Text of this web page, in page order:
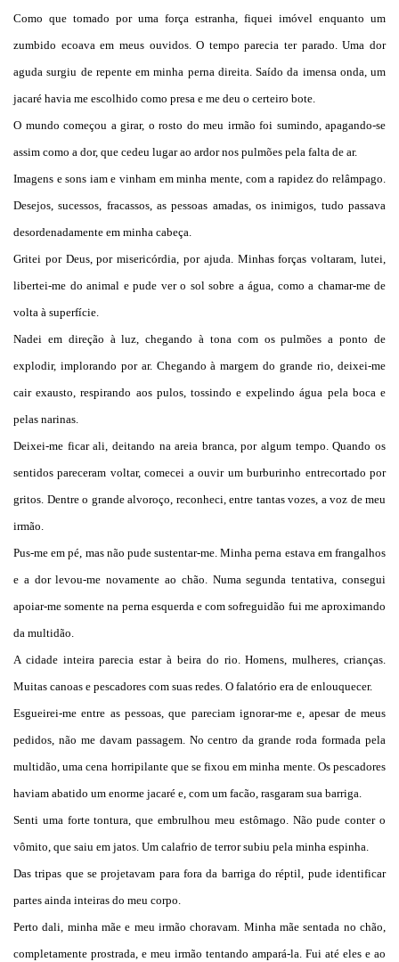
Como que tomado por uma força estranha, fiquei imóvel enquanto um
zumbido ecoava em meus ouvidos. O tempo parecia ter parado. Uma dor
aguda surgiu de repente em minha perna direita. Saído da imensa onda, um
jacaré havia me escolhido como presa e me deu o certeiro bote.
O mundo começou a girar, o rosto do meu irmão foi sumindo, apagando-se
assim como a dor, que cedeu lugar ao ardor nos pulmões pela falta de ar.
Imagens e sons iam e vinham em minha mente, com a rapidez do relâmpago.
Desejos, sucessos, fracassos, as pessoas amadas, os inimigos, tudo passava
desordenadamente em minha cabeça.
Gritei por Deus, por misericórdia, por ajuda. Minhas forças voltaram, lutei,
libertei-me do animal e pude ver o sol sobre a água, como a chamar-me de
volta à superfície.
Nadei em direção à luz, chegando à tona com os pulmões a ponto de
explodir, implorando por ar. Chegando à margem do grande rio, deixei-me
cair exausto, respirando aos pulos, tossindo e expelindo água pela boca e
pelas narinas.
Deixei-me ficar ali, deitando na areia branca, por algum tempo. Quando os
sentidos pareceram voltar, comecei a ouvir um burburinho entrecortado por
gritos. Dentre o grande alvoroço, reconheci, entre tantas vozes, a voz de meu
irmão.
Pus-me em pé, mas não pude sustentar-me. Minha perna estava em frangalhos
e a dor levou-me novamente ao chão. Numa segunda tentativa, consegui
apoiar-me somente na perna esquerda e com sofreguidão fui me aproximando
da multidão.
A cidade inteira parecia estar à beira do rio. Homens, mulheres, crianças.
Muitas canoas e pescadores com suas redes. O falatório era de enlouquecer.
Esgueirei-me entre as pessoas, que pareciam ignorar-me e, apesar de meus
pedidos, não me davam passagem. No centro da grande roda formada pela
multidão, uma cena horripilante que se fixou em minha mente. Os pescadores
haviam abatido um enorme jacaré e, com um facão, rasgaram sua barriga.
Senti uma forte tontura, que embrulhou meu estômago. Não pude conter o
vômito, que saiu em jatos. Um calafrio de terror subiu pela minha espinha.
Das tripas que se projetavam para fora da barriga do réptil, pude identificar
partes ainda inteiras do meu corpo.
Perto dali, minha mãe e meu irmão choravam. Minha mãe sentada no chão,
completamente prostrada, e meu irmão tentando ampará-la. Fui até eles e ao